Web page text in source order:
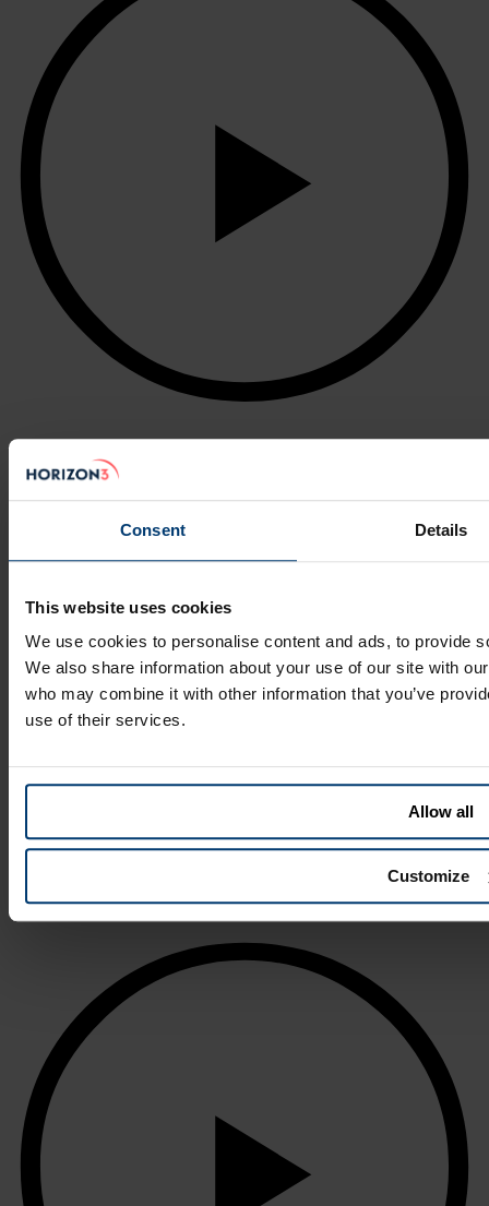
Consent Details
This website uses cookies
We use cookies to personalise content and ads, to provide
We also share information about your use of our site with
who may combine it with other information that you’ve
use of their services.
Allow all
Customize